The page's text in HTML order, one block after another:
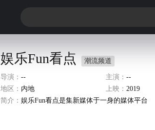
娱乐Fun看点 潮流频道
导演： -- 主演： --
地区： 内地 上映： 2019
简介： 娱乐Fun看点是集新媒体于一身的媒体平台